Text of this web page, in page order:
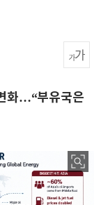
화…“부유국은